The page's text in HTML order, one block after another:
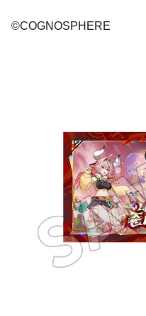
©COGNOSPHERE